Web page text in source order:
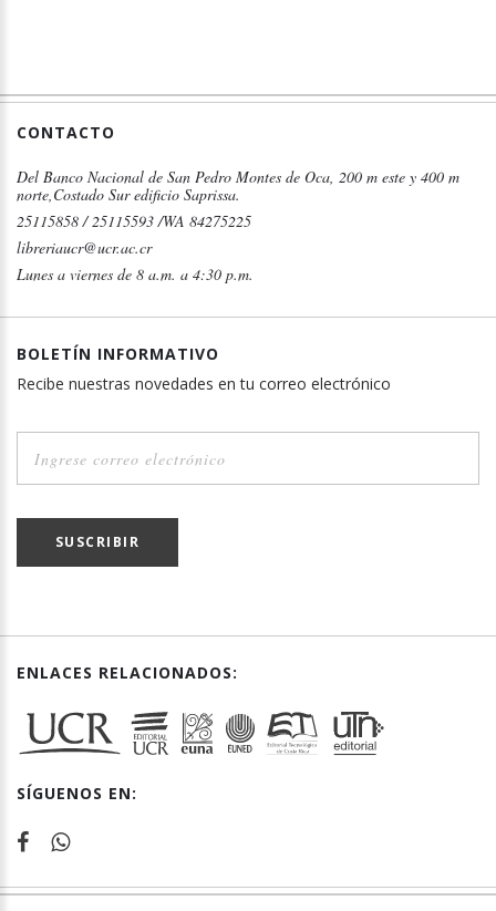
CONTACTO
Del Banco Nacional de San Pedro Montes de Oca, 200 m este y 400 m
norte,Costado Sur edificio Saprissa.
25115858 / 25115593 /WA 84275225
libreriaucr@ucr.ac.cr
Lunes a viernes de 8 a.m. a 4:30 p.m.
BOLETÍN INFORMATIVO
Recibe nuestras novedades en tu correo electrónico
SUSCRIBIR
ENLACES RELACIONADOS:
SÍGUENOS EN: